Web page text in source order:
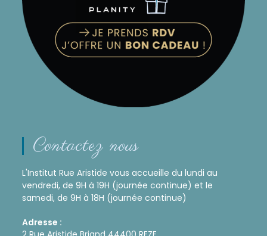
Contactez nous
L'Institut Rue Aristide vous accueille du lundi au
vendredi, de 9H à 19H (journée continue) et le
samedi, de 9H à 18H (journée continue)
Adresse :